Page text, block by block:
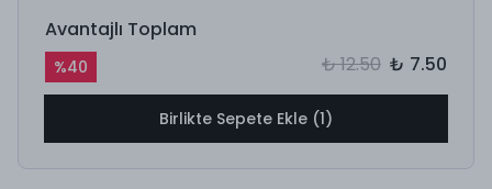
Avantajlı Toplam
%40 ₺ 12.50 ₺ 7.50
Birlikte Sepete Ekle (1)